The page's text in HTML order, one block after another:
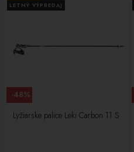
LETNÝ VÝPREDAJ
Lyžiarske palice Leki Carbon 11 S
-48%